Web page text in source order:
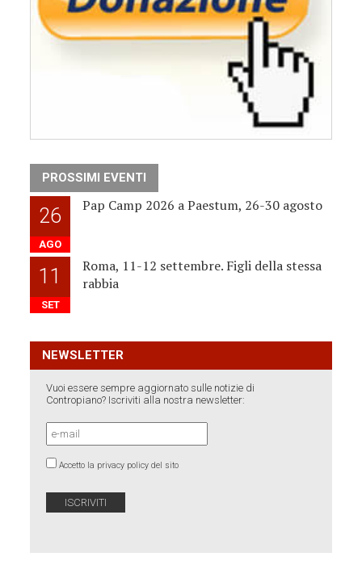
PROSSIMI EVENTI
26
AGO
Pap Camp 2026 a Paestum, 26-30 agosto
11
SET
Roma, 11-12 settembre. Figli della stessa
rabbia
NEWSLETTER
Vuoi essere sempre aggiornato sulle notizie di
Contropiano? Iscriviti alla nostra newsletter:
Accetto la privacy policy del sito